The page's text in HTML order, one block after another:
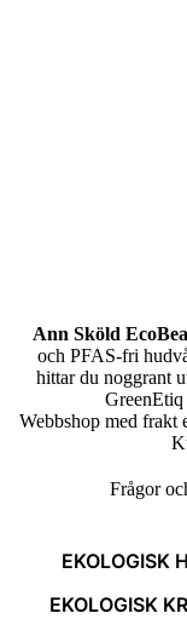
Ann Sköld
och PFAS-fri
hittar du noggrant
Webbshop med frakt
Frågor
EKOLOGISK
EKOLOGISK